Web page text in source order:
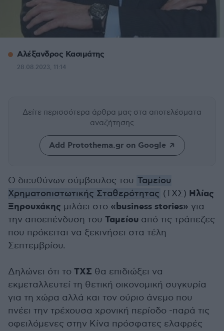
Αλέξανδρος Κασιμάτης
28.08.2023, 11:14
Δείτε περισσότερα άρθρα μας στα αποτελέσματα
αναζήτησης
Add Protothema.gr on Google
Ο διευθύνων σύμβουλος του Ταμείου
Χρηματοπιστωτικής Σταθερότητας (ΤΧΣ) Ηλίας
Ξηρουχάκης μιλάει στο «business stories» για
την αποεπένδυση του Ταμείου από τις τράπεζες
που πρόκειται να ξεκινήσει στα τέλη
Σεπτεμβρίου.
Δηλώνει ότι το ΤΧΣ θα επιδιώξει να
εκμεταλλευτεί τη θετική οικονομική συγκυρία
για τη χώρα αλλά και τον ούριο άνεμο που
πνέει την τρέχουσα χρονική περίοδο -παρά τις
οφειλόμενες στην Κίνα πρόσφατες ελαφρές